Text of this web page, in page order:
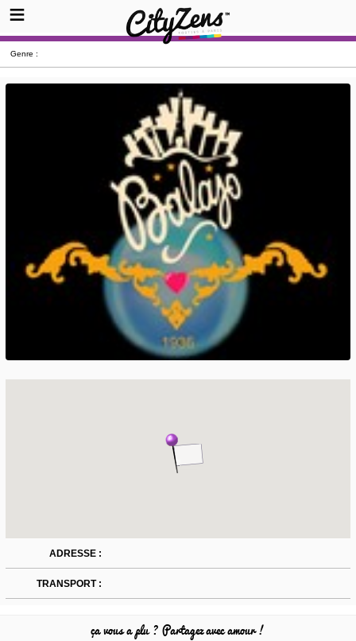
Genre :
ADRESSE :
TRANSPORT :
ça vous a plu ? Partagez avec amour !